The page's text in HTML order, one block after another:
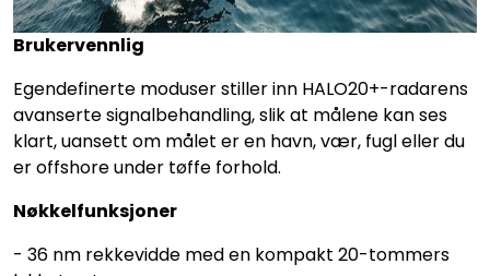
Brukervennlig
Egendefinerte moduser stiller inn HALO20+-radarens
avanserte signalbehandling, slik at målene kan ses
klart, uansett om målet er en havn, vær, fugl eller du
er offshore under tøffe forhold.
Nøkkelfunksjoner
- 36 nm rekkevidde med en kompakt 20-tommers